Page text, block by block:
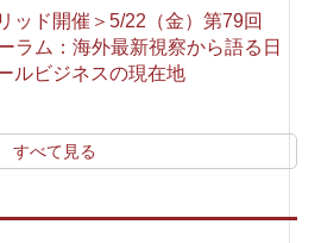
ッド開催＞5/22（金）第79回
ラム：海外最新視察から語る日
ルビジネスの現在地
すべて見る